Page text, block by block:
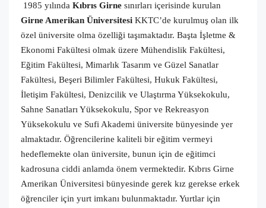
1985 yılında Kıbrıs Girne sınırları içerisinde kurulan
Girne Amerikan Üniversitesi KKTC’de kurulmuş olan ilk
özel üniversite olma özelliği taşımaktadır. Başta İşletme &
Ekonomi Fakültesi olmak üzere Mühendislik Fakültesi,
Eğitim Fakültesi, Mimarlık Tasarım ve Güzel Sanatlar
Fakültesi, Beşeri Bilimler Fakültesi, Hukuk Fakültesi,
İletişim Fakültesi, Denizcilik ve Ulaştırma Yüksekokulu,
Sahne Sanatları Yüksekokulu, Spor ve Rekreasyon
Yüksekokulu ve Sufi Akademi üniversite bünyesinde yer
almaktadır. Öğrencilerine kaliteli bir eğitim vermeyi
hedeflemekte olan üniversite, bunun için de eğitimci
kadrosuna ciddi anlamda önem vermektedir. Kıbrıs Girne
Amerikan Üniversitesi bünyesinde gerek kız gerekse erkek
öğrenciler için yurt imkanı bulunmaktadır. Yurtlar için